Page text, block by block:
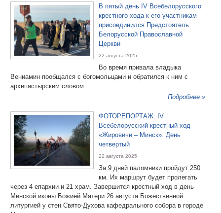
В пятый день IV Всебелорусского
крестного хода к его участникам
присоединился Предстоятель
Белорусской Православной
Церкви
22 августа 2025
Во время привала владыка
Вениамин пообщался с богомольцами и обратился к ним с
архипастырским словом.
Подробнее »
ФОТОРЕПОРТАЖ: IV
Всебелорусский крестный ход
«Жировичи – Минск». День
четвертый
22 августа 2025
За 9 дней паломники пройдут 250
км. Их маршрут будет пролегать
через 4 епархии и 21 храм. Завершится крестный ход в день
Минской иконы Божией Матери 26 августа Божественной
литургией у стен Свято-Духова кафедрального собора в городе